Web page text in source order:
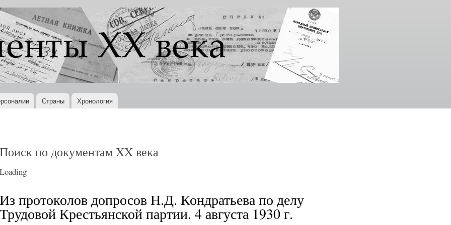
Перейти к
основному
содержанию
Страны Хронология
Поиск по документам XX века
Loading
Из протоколов допросов Н.Д. Кондратьева по делу
Трудовой Крестьянской партии. 4 августа 1930 г.